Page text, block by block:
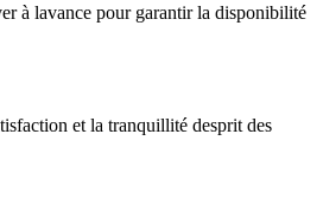
à lavance pour garantir la disponibilité
et la tranquillité desprit des